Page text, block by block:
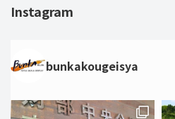
Instagram
bunkakougeisya